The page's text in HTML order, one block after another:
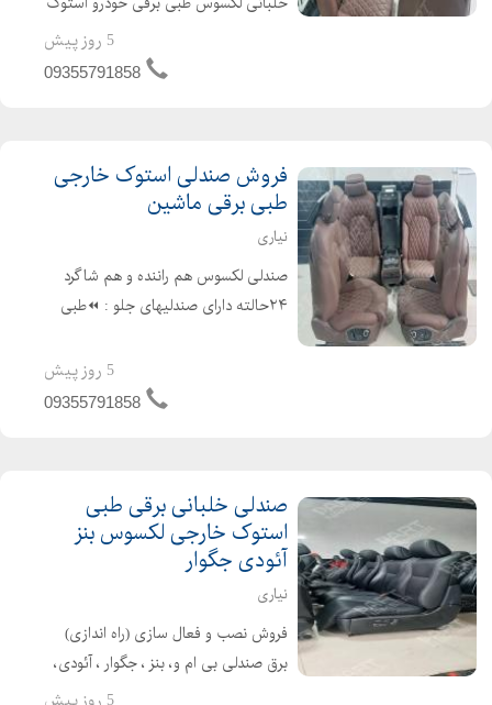
خارجی در حد نو مناسب و قابل نصب بر
روی انواع شاسی و سواری ایرانی و
5 روز پیش
09355791858
فروش صندلی استوک خارجی
طبی برقی ماشین
نیاری
صندلی لکسوس هم راننده و هم شاگرد
۲۴حالته دارای صندلیهای جلو : ⏪طبی
طبیعی ⏪سرصندلی برقی گودی کمر ۴
حالته ⏪تنظیم ارتفاع دو۲ محوره
5 روز پیش
09355791858
صندلی خلبانی برقی طبی
استوک خارجی لکسوس بنز
آئودی جگوار
نیاری
فروش نصب و فعال سازی (راه اندازی)
برق صندلی بی ام و، بنز ، جگوار ، آئودی،
پورشه، لکسوس و .. مناسب و قابل نصب